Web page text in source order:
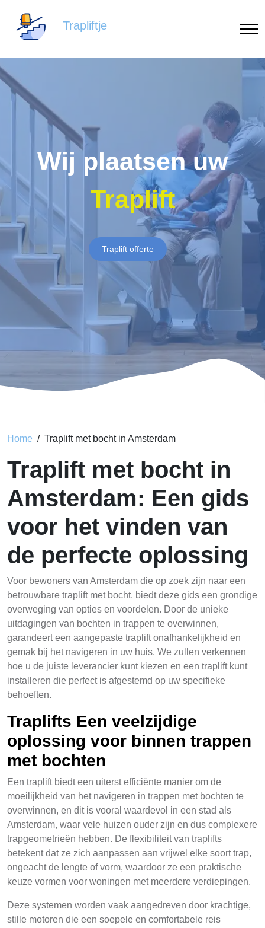
Trapliftje
Wij plaatsen uw
Traplift
Traplift offerte
Home Traplift met bocht in Amsterdam
Traplift met bocht in
Amsterdam: Een gids
voor het vinden van
de perfecte oplossing
Voor bewoners van Amsterdam die op zoek zijn naar een
betrouwbare traplift met bocht, biedt deze gids een grondige
overweging van opties en voordelen. Door de unieke
uitdagingen van bochten in trappen te overwinnen,
garandeert een aangepaste traplift onafhankelijkheid en
gemak bij het navigeren in uw huis. We zullen verkennen
hoe u de juiste leverancier kunt kiezen en een traplift kunt
installeren die perfect is afgestemd op uw specifieke
behoeften.
Traplifts Een veelzijdige
oplossing voor binnen trappen
met bochten
Een traplift biedt een uiterst efficiënte manier om de
moeilijkheid van het navigeren in trappen met bochten te
overwinnen, en dit is vooral waardevol in een stad als
Amsterdam, waar vele huizen ouder zijn en dus complexere
trapgeometrieën hebben. De flexibiliteit van traplifts
betekent dat ze zich aanpassen aan vrijwel elke soort trap,
ongeacht de lengte of vorm, waardoor ze een praktische
keuze vormen voor woningen met meerdere verdiepingen.
Deze systemen worden vaak aangedreven door krachtige,
stille motoren die een soepele en comfortabele reis